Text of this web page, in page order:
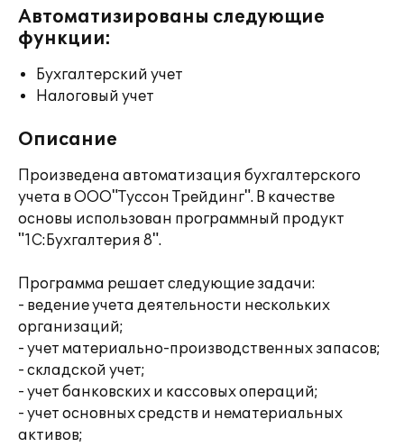
Автоматизированы следующие
функции:
Бухгалтерский учет
Налоговый учет
Описание
Произведена автоматизация бухгалтерского
учета в ООО"Туссон Трейдинг". В качестве
основы использован программный продукт
"1С:Бухгалтерия 8".
Программа решает следующие задачи:
- ведение учета деятельности нескольких
организаций;
- учет материально-производственных запасов;
- складской учет;
- учет банковских и кассовых операций;
- учет основных средств и нематериальных
активов;